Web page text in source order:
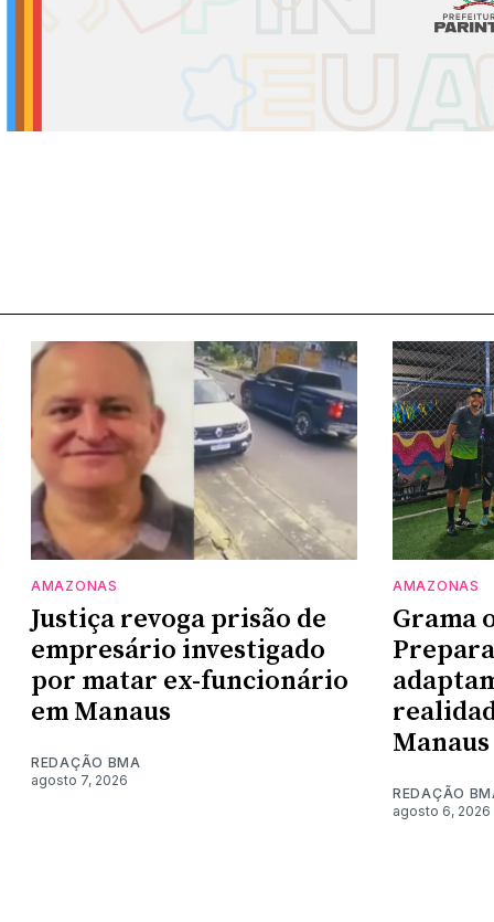
AMAZONAS
Justiça revoga prisão de
empresário investigado
por matar ex-funcionário
em Manaus
REDAÇÃO BMA
agosto 7, 2026
AMAZONAS
Grama
Manaus
REDAÇÃO
agosto 6, 2026